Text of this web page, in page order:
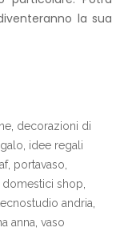
la sua
decorazioni di
idee regali
, portavaso
domestici shop
andria
anna vaso